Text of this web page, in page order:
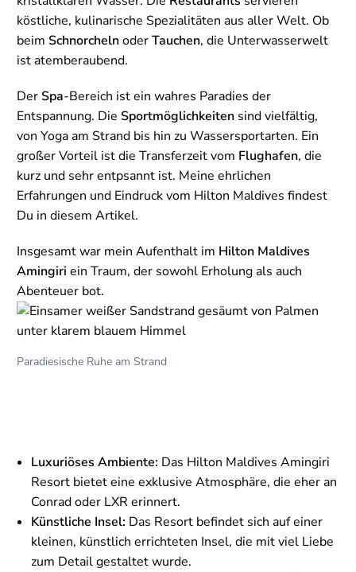
köstliche, kulinarische Spezialitäten aus aller Welt. Ob
beim SchnorchelnoderTauchen, die Unterwasserwelt
ist atemberaubend.
Der Spa-Bereich ist ein wahres Paradies der
Entspannung. Die Sportmöglichkeiten sind vielfältig,
von Yoga am Strand bis hin zu Wassersportarten. Ein
großer Vorteil ist die Transferzeit vom Flughafen, die
kurz und sehr entpsannt ist. Meine ehrlichen
Erfahrungen und Eindruck vom Hilton Maldives findest
Du in diesem Artikel.
Insgesamt war mein Aufenthalt im Hilton Maldives
Amingiri ein Traum, der sowohl Erholung als auch
Abenteuer bot.
Paradiesische Ruhe am Strand
Luxuriöses Ambiente: Das Hilton Maldives Amingiri
Resort bietet eine exklusive Atmosphäre, die eher an
Conrad oder LXR erinnert.
Künstliche Insel: Das Resort befindet sich auf einer
kleinen, künstlich errichteten Insel, die mit viel Liebe
zum Detail gestaltet wurde.